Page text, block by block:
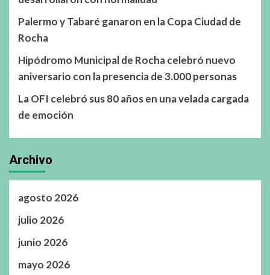
Palermo y Tabaré ganaron en la Copa Ciudad de
Rocha
Hipódromo Municipal de Rocha celebró nuevo
aniversario con la presencia de 3.000 personas
La OFI celebró sus 80 años en una velada cargada
de emoción
Archivo
agosto 2026
julio 2026
junio 2026
mayo 2026